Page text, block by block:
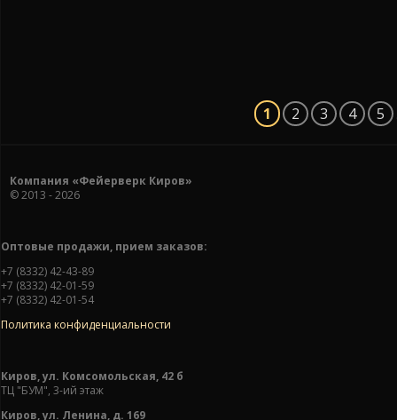
1 2 3 4 5
Компания «Фейерверк Киров»
© 2013 - 2026
Оптовые продажи, прием заказов:
+7 (8332) 42-43-89
+7 (8332) 42-01-59
+7 (8332) 42-01-54
Политика конфиденциальности
Киров, ул. Комсомольская, 42 б
ТЦ "БУМ", 3-ий этаж
Киров, ул. Ленина, д. 169